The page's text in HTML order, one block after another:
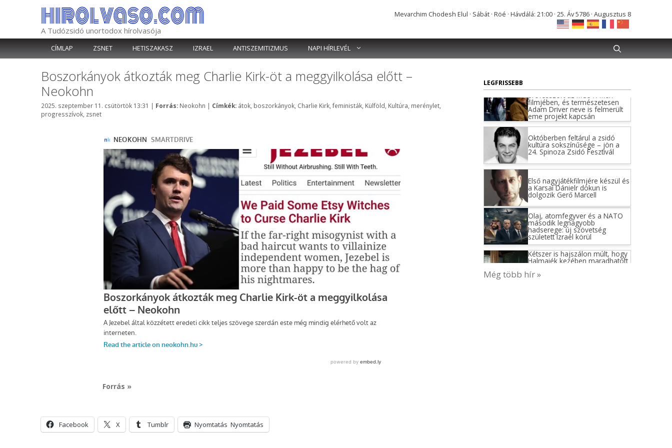
A Tudózsidó unortodox hírolvasója
Mevarchim Chodesh Elul · Sábát · Röé · Hávdálá: 21:00 · 25. Áv 5786 · Augusztus 8
CÍMLAP ZSNET HETISZAKASZ IZRAEL ANTISZEMITIZMUS NAPI HÍRLEVÉL
Boszorkányok átkozták meg Charlie Kirk-öt a meggyilkolása előtt –
Neokohn
2025. szeptember 11. csütörtök 13:31 | Forrás: Kategória
Neokohn | Címkék: Címkék
átok boszorkányok Charlie Kirk feministák Külföld Kultúra merénylet
progresszívok zsnet
Forrás »
Facebook X Tumblr Nyomtatás Nyomtatás
LEGFRISSEBB
Októberben feltárul a zsidó
Olaj, atomfegyver és a NATO
második legnagyobb
hadserege: új szövetség
született Izrael körül
Kétszer is hajszálon múlt, hogy
Halmaiék kezében maradhatott
az édesapa által
a rendszerváltás óta építgetett
fűszergyártó családi vállalkozás.
Eleinte csak Halmai…
Nem hinnéd, melyik
világsztárnak tulajdonítják a
legmagasabb IQ-t
A háború legértelmetlenebb
öngyilkos küldetése mutatja
meg, mekkorát is hibázott
valójában Donald Trump
Még több hír »